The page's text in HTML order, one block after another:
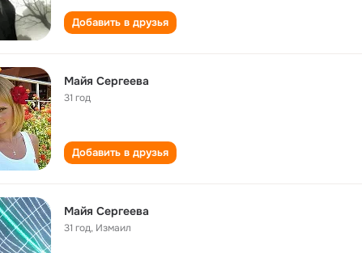
Добавить в друзья
Майя Сергеева
31 год
Добавить в друзья
Майя Сергеева
31 год, Измаил